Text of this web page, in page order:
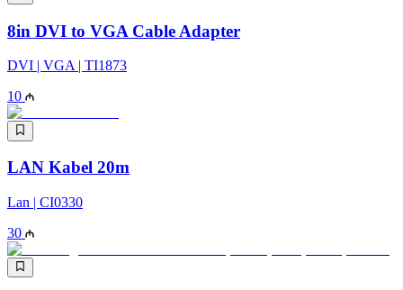
8in DVI to VGA Cable Adapter
DVI | VGA | TI1873
10
LAN Kabel 20m
Lan | CI0330
30